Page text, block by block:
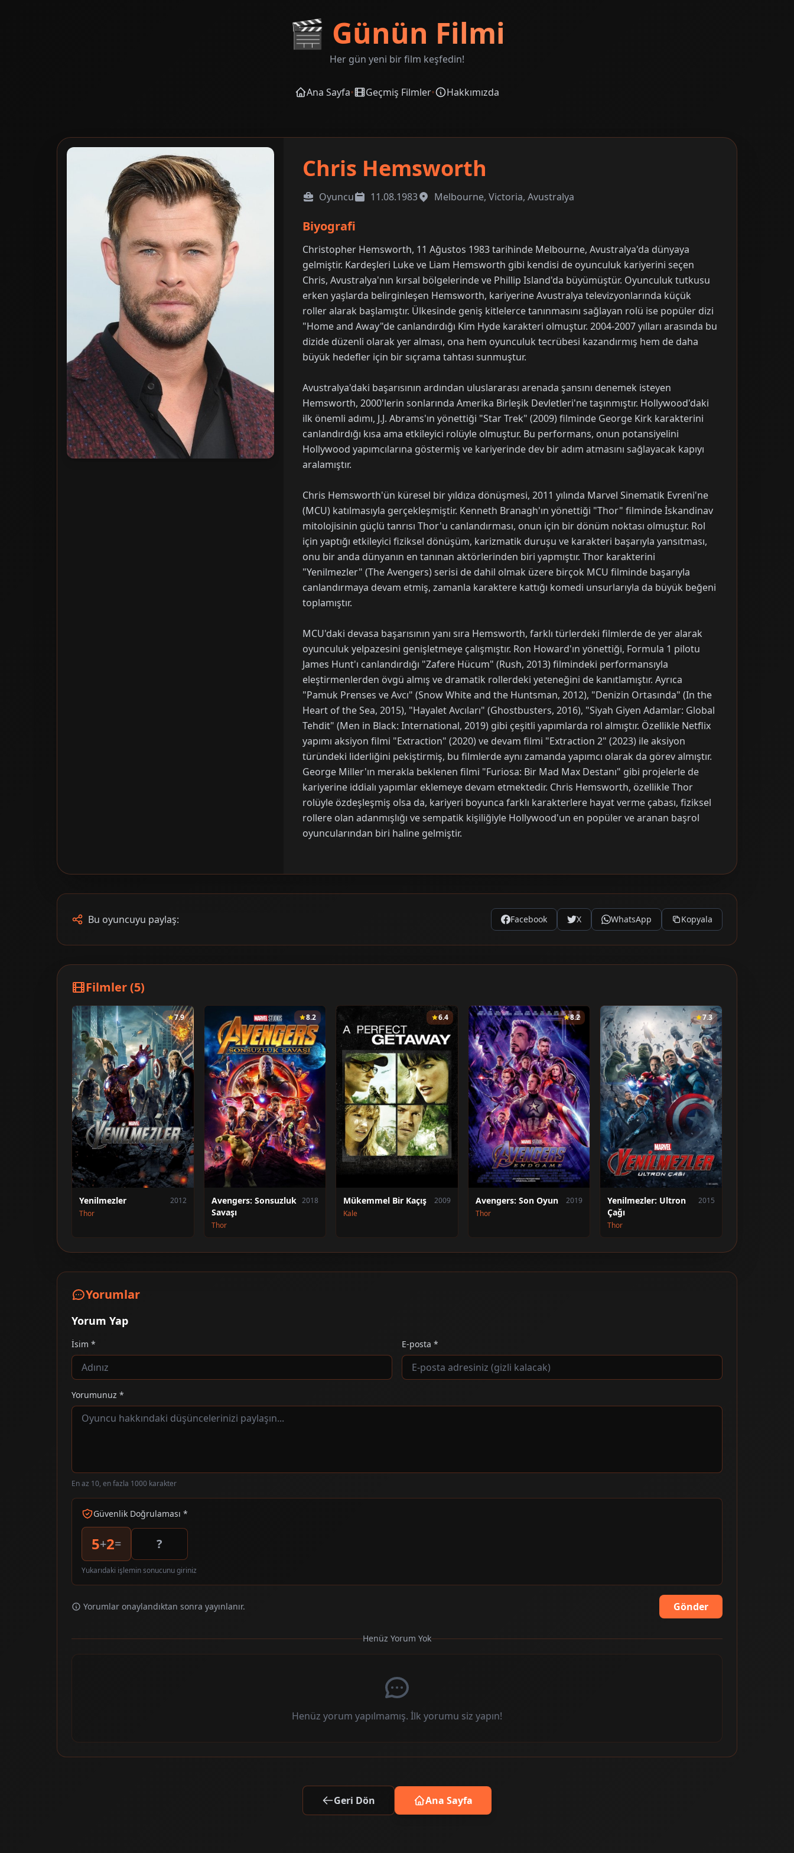
🎬 Günün Filmi
Her gün yeni bir film keşfedin!
Ana Sayfa• Geçmiş Filmler• Hakkımızda
Chris Hemsworth
Oyuncu 11.08.1983 Melbourne, Victoria, Avustralya
Biyografi
Christopher Hemsworth, 11 Ağustos 1983 tarihinde Melbourne, Avustralya'da dünyaya
gelmiştir. Kardeşleri Luke ve Liam Hemsworth gibi kendisi de oyunculuk kariyerini seçen
Chris, Avustralya'nın kırsal bölgelerinde ve Phillip Island'da büyümüştür. Oyunculuk tutkusu
erken yaşlarda belirginleşen Hemsworth, kariyerine Avustralya televizyonlarında küçük
roller alarak başlamıştır. Ülkesinde geniş kitlelerce tanınmasını sağlayan rolü ise popüler dizi
"Home and Away"de canlandırdığı Kim Hyde karakteri olmuştur. 2004-2007 yılları arasında bu
dizide düzenli olarak yer alması, ona hem oyunculuk tecrübesi kazandırmış hem de daha
büyük hedefler için bir sıçrama tahtası sunmuştur.
Avustralya'daki başarısının ardından uluslararası arenada şansını denemek isteyen
Hemsworth, 2000'lerin sonlarında Amerika Birleşik Devletleri'ne taşınmıştır. Hollywood'daki
ilk önemli adımı, J.J. Abrams'ın yönettiği "Star Trek" (2009) filminde George Kirk karakterini
canlandırdığı kısa ama etkileyici rolüyle olmuştur. Bu performans, onun potansiyelini
Hollywood yapımcılarına göstermiş ve kariyerinde dev bir adım atmasını sağlayacak kapıyı
aralamıştır.
Chris Hemsworth'ün küresel bir yıldıza dönüşmesi, 2011 yılında Marvel Sinematik Evreni'ne
(MCU) katılmasıyla gerçekleşmiştir. Kenneth Branagh'ın yönettiği "Thor" filminde İskandinav
mitolojisinin güçlü tanrısı Thor'u canlandırması, onun için bir dönüm noktası olmuştur. Rol
için yaptığı etkileyici fiziksel dönüşüm, karizmatik duruşu ve karakteri başarıyla yansıtması,
onu bir anda dünyanın en tanınan aktörlerinden biri yapmıştır. Thor karakterini
"Yenilmezler" (The Avengers) serisi de dahil olmak üzere birçok MCU filminde başarıyla
canlandırmaya devam etmiş, zamanla karaktere kattığı komedi unsurlarıyla da büyük beğeni
toplamıştır.
MCU'daki devasa başarısının yanı sıra Hemsworth, farklı türlerdeki filmlerde de yer alarak
oyunculuk yelpazesini genişletmeye çalışmıştır. Ron Howard'ın yönettiği, Formula 1 pilotu
James Hunt'ı canlandırdığı "Zafere Hücum" (Rush, 2013) filmindeki performansıyla
eleştirmenlerden övgü almış ve dramatik rollerdeki yeteneğini de kanıtlamıştır. Ayrıca
"Pamuk Prenses ve Avcı" (Snow White and the Huntsman, 2012), "Denizin Ortasında" (In the
Heart of the Sea, 2015), "Hayalet Avcıları" (Ghostbusters, 2016), "Siyah Giyen Adamlar: Global
Tehdit" (Men in Black: International, 2019) gibi çeşitli yapımlarda rol almıştır. Özellikle Netflix
yapımı aksiyon filmi "Extraction" (2020) ve devam filmi "Extraction 2" (2023) ile aksiyon
türündeki liderliğini pekiştirmiş, bu filmlerde aynı zamanda yapımcı olarak da görev almıştır.
George Miller'ın merakla beklenen filmi "Furiosa: Bir Mad Max Destanı" gibi projelerle de
kariyerine iddialı yapımlar eklemeye devam etmektedir. Chris Hemsworth, özellikle Thor
rolüyle özdeşleşmiş olsa da, kariyeri boyunca farklı karakterlere hayat verme çabası, fiziksel
rollere olan adanmışlığı ve sempatik kişiliğiyle Hollywood'un en popüler ve aranan başrol
oyuncularından biri haline gelmiştir.
Bu oyuncuyu paylaş: Facebook X WhatsApp Kopyala
Filmler (5)
7.9
Yenilmezler
2012
Thor
8.2
Avengers: Sonsuzluk
Savaşı
2018
Thor
6.4
Mükemmel Bir Kaçış
2009
Kale
8.2
Avengers: Son Oyun
2019
Thor
7.3
Yenilmezler: Ultron
Çağı
2015
Thor
Yorumlar
Yorum Yap
İsim * E-posta *
Yorumunuz *
En az 10, en fazla 1000 karakter
Güvenlik Doğrulaması *
5+2=
Yukarıdaki işlemin sonucunu giriniz
Yorumlar onaylandıktan sonra yayınlanır. Gönder
Henüz Yorum Yok
Henüz yorum yapılmamış. İlk yorumu siz yapın!
Geri Dön Ana Sayfa